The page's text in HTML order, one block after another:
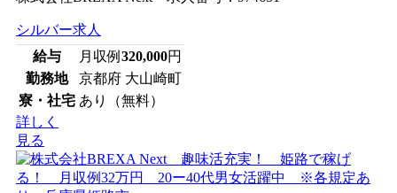
シルバー求人
給与
月収例 320,000円
勤務地
京都府 大山崎町
寮・社宅 あり（無料）
詳しく
見る